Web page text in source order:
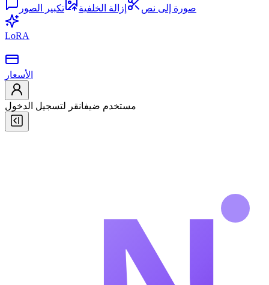
صورة إلى نص إزالة الخلفية تكبير الصور
LoRA
الأسعار
مستخدم ضيفانقر لتسجيل الدخول